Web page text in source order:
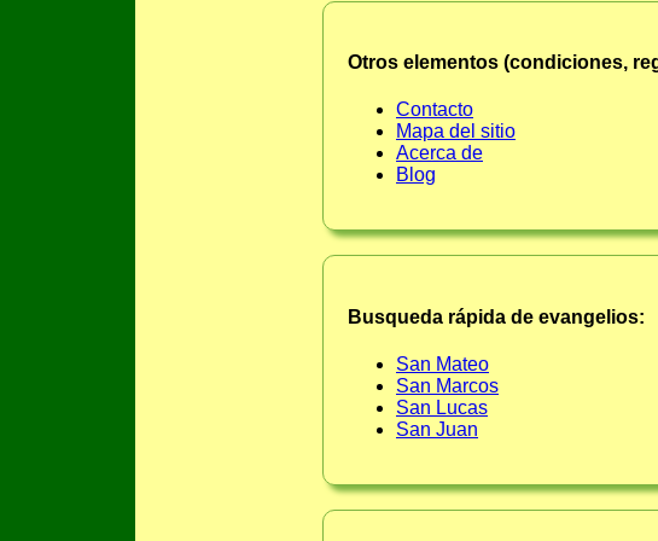
Otros elementos (condiciones,
Contacto
Mapa del sitio
Acerca de
Blog
Busqueda rápida de evangelios:
San Mateo
San Marcos
San Lucas
San Juan